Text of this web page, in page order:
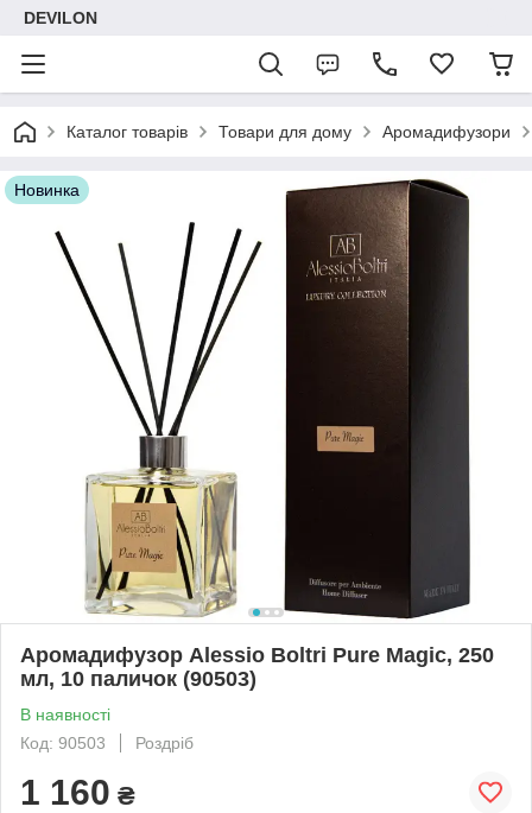
DEVILON
Каталог товарів Товари для дому Аромадифузори
Новинка
Аромадифузор Alessio Boltri Pure Magic, 250
мл, 10 паличок (90503)
В наявності
Код: 90503
Роздріб
1 160 ₴